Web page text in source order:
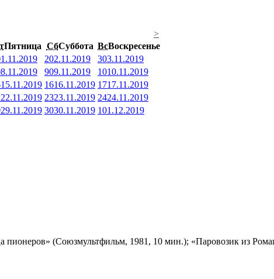
>
Пятница СбСуббота ВсВоскресенье
202.11.2019 303.11.2019
909.11.2019 1010.11.2019
15.11.2019 1616.11.2019 1717.11.2019
22.11.2019 2323.11.2019 2424.11.2019
29.11.2019 3030.11.2019 101.12.2019
(Союзмультфильм, 1981, 10 мин.); «Паровозик из